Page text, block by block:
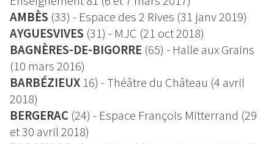
AMBÈS (33) - Espace des 2 Rives (31 janv 2019)
AYGUESVIVES (31) - MJC (21 oct 2018)
BAGNÈRES-DE-BIGORRE (65) - Halle aux Grains
(10 mars 2016)
BARBÉZIEUX 16) - Théâtre du Château (4 avril
2018)
BERGERAC (24) - Espace François Mitterrand (29
et 30 avril 2018)